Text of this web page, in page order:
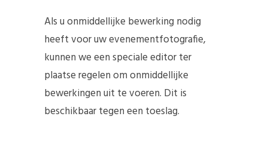
Als u onmiddellijke bewerking nodig
heeft voor uw evenementfotografie,
kunnen we een speciale editor ter
plaatse regelen om onmiddellijke
bewerkingen uit te voeren. Dit is
beschikbaar tegen een toeslag.